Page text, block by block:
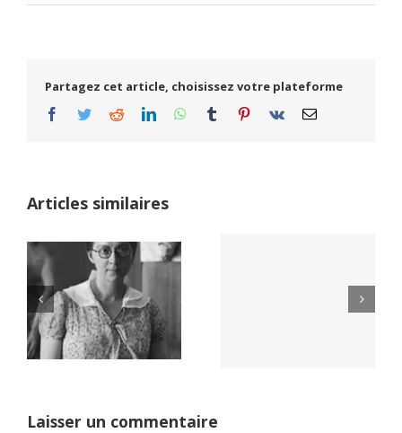
Partagez cet article, choisissez votre plateforme
Facebook
TwitterRedditLinkedInWhatsApp
Tumblr Pinterest
Vk Email
Articles similaires
Netflix Field of
Dreams (1989)
Yaïr Golan : une
Laisser un commentaire